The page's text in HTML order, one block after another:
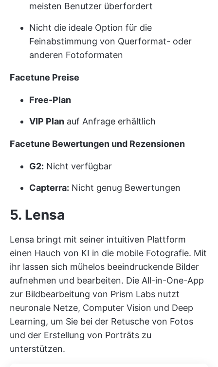
meisten Benutzer überfordert
Nicht die ideale Option für die
Feinabstimmung von Querformat- oder
anderen Fotoformaten
Facetune Preise
Free-Plan
VIP Plan auf Anfrage erhältlich
Facetune Bewertungen und Rezensionen
G2: Nicht verfügbar
Capterra: Nicht genug Bewertungen
5. Lensa
Lensa bringt mit seiner intuitiven Plattform
einen Hauch von KI in die mobile Fotografie. Mit
ihr lassen sich mühelos beeindruckende Bilder
aufnehmen und bearbeiten. Die All-in-One-App
zur Bildbearbeitung von Prism Labs nutzt
neuronale Netze, Computer Vision und Deep
Learning, um Sie bei der Retusche von Fotos
und der Erstellung von Porträts zu
unterstützen.